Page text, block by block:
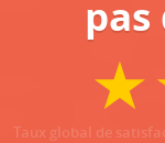
pas
Taux global de